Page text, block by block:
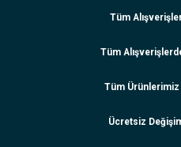
Tüm
Tüm
Tüm Ürünlerimiz
Ücretsiz